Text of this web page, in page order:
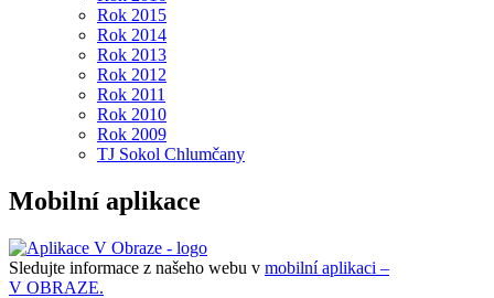
Rok 2015
Rok 2014
Rok 2013
Rok 2012
Rok 2011
Rok 2010
Rok 2009
TJ Sokol Chlumčany
Mobilní aplikace
Sledujte informace z našeho webu v mobilní aplikaci –
V OBRAZE.